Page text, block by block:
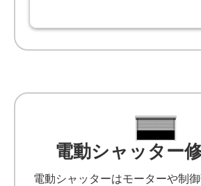
電動シャッター
電動シャッターはモーターや制